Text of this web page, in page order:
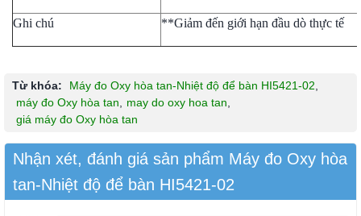
Ghi chú **Giảm đến giới hạn đầu dò thực tế
Từ khóa: Máy đo Oxy hòa tan-Nhiệt độ để bàn HI5421-02,
máy đo Oxy hòa tan, may do oxy hoa tan,
giá máy đo Oxy hòa tan
Nhận xét, đánh giá sản phẩm Máy đo Oxy hòa
tan-Nhiệt độ để bàn HI5421-02